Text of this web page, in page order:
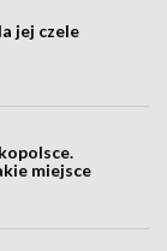
jej czele
miejsce